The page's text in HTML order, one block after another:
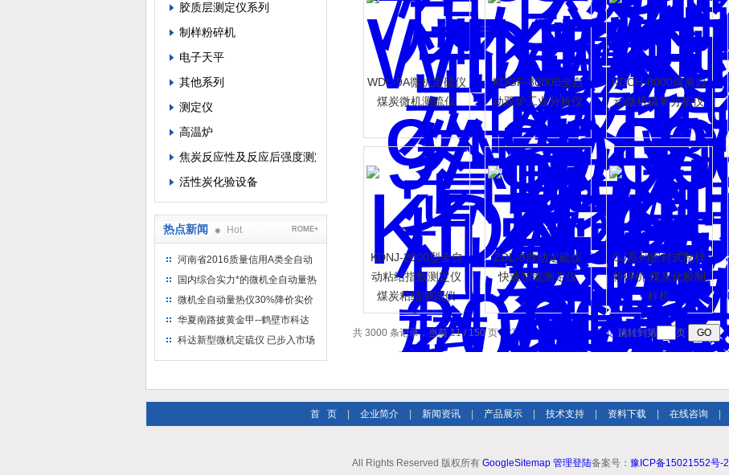
胶质层测定仪系列
制样粉碎机
电子天平
其他系列
测定仪
高温炉
焦炭反应性及反应后强度测定仪
活性炭化验设备
热点新闻 Hot ROME+
河南省2016质量信用A类全自动
量热仪
国内综合实力*的微机全自动量热
仪制造企业
微机全自动量热仪30%降价实价
出售
华夏南路披黄金甲--鹤壁市科达
仪器仪表有限公司
科达新型微机定硫仪 已步入市场
WDL-9A微机定硫仪
煤炭微机测硫仪
KDGF-8000B全自
动双炉工业分析仪
KDCH-8000煤炭自
动微机碳氢分析仪
KDNJ-2000型全自
动粘结指数测定仪
煤炭粘结测试仪
ZDL-9自动定硫仪
快速智能测定仪
GJ系列密封式制样
粉碎机 煤炭化验制
样机
共 3000 条记录，当前 11 / 150 页 首页 上一页 下一页 末页跳转到第 页
首 页 企业简介 新闻资讯 产品展示 技术支持 资料下载 在线咨询
All Rights Reserved 版权所有 GoogleSitemap 管理登陆备案号： 豫ICP备15021552号-2